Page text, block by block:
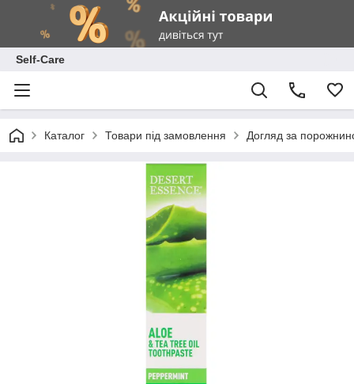
Self-Care
Каталог Товари під замовлення Догляд за